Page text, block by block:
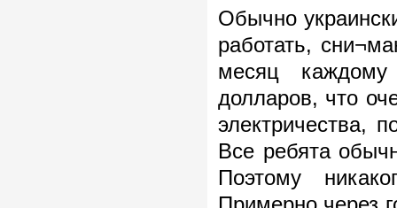
Обычно
работать,
месяц каждому
долларов, что
электричества,
Все ребята
Поэтому